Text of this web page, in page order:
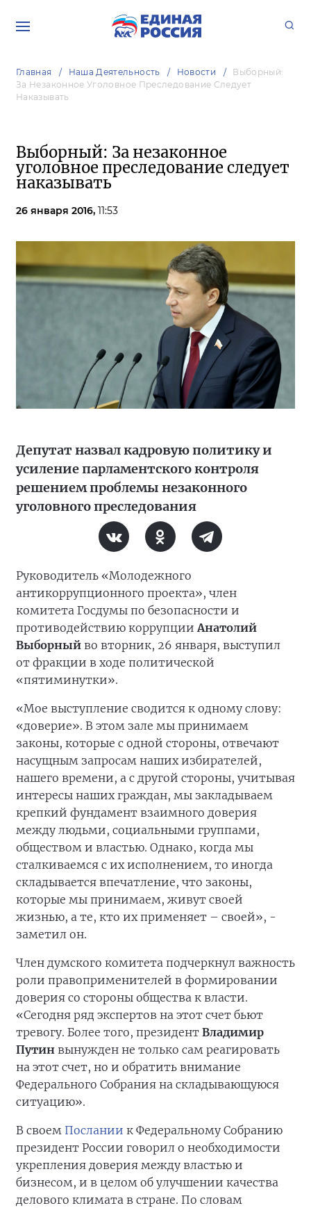
Главная Наша Деятельность Новости
Выборный:
За Незаконное Уголовное Преследование Следует
Наказывать
Выборный: За незаконное
уголовное преследование следует
наказывать
26 января 2016, 11:53
Депутат назвал кадровую политику и
усиление парламентского контроля
решением проблемы незаконного
уголовного преследования
Руководитель «Молодежного
антикоррупционного проекта», член
комитета Госдумы по безопасности и
противодействию коррупцииАнатолий
Выборный во вторник, 26 января, выступил
от фракции в ходе политической
«пятиминутки».
«Мое выступление сводится к одному слову:
«доверие». В этом зале мы принимаем
законы, которые с одной стороны, отвечают
насущным запросам наших избирателей,
нашего времени, а с другой стороны, учитывая
интересы наших граждан, мы закладываем
крепкий фундамент взаимного доверия
между людьми, социальными группами,
обществом и властью. Однако, когда мы
сталкиваемся с их исполнением, то иногда
складывается впечатление, что законы,
которые мы принимаем, живут своей
жизнью, а те, кто их применяет – своей», -
заметил он.
Член думского комитета подчеркнул важность
роли правоприменителей в формировании
доверия со стороны общества к власти.
«Сегодня ряд экспертов на этот счет бьют
тревогу. Более того, президент Владимир
Путин вынужден не только сам реагировать
на этот счет, но и обратить внимание
Федерального Собрания на складывающуюся
ситуацию».
В своем Послании к Федеральному Собранию
президент России говорил о необходимости
укрепления доверия между властью и
бизнесом, и в целом об улучшении качества
делового климата в стране. По словам